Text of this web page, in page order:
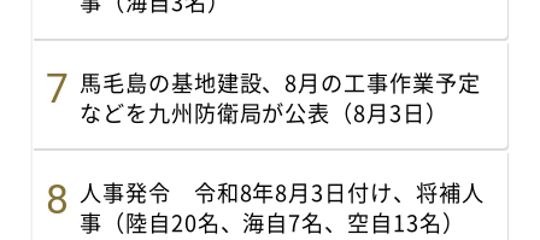
馬毛島の基地建設、8月の工事作業予定
などを九州防衛局が公表（8月3日）
人事発令 令和8年8月3日付け、将補人
事（陸自20名、海自7名、空自13名）